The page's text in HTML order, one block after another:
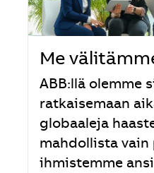
Me
ABB:llä olemme
ratkaisemaan
globaaleja
mahdollista
ihmistemme